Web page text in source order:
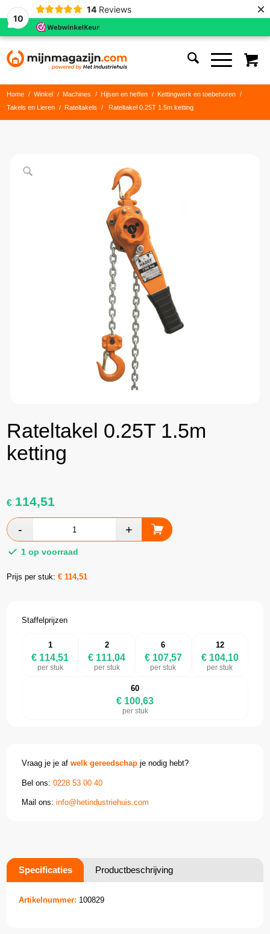
10
14 Reviews ×
Home / Winkel / Machines / Hijsen en heffen / Kettingwerk en toebehoren
/
Takels en Lieren
/ Rateltakels / Rateltakel 0.25T 1.5m ketting
Rateltakel 0.25T 1.5m
ketting
€ 114,51
1 op voorraad
Prijs per stuk:€114,51
Staffelprijzen
1
€ 114,51
per stuk
2
€ 111,04
per stuk
6
€ 107,57
per stuk
12
€ 104,10
per stuk
60
€ 100,63
per stuk
Vraag je je afwelk gereedschap je nodig hebt?
Bel ons:0228 53 00 40
Mail ons:info@hetindustriehuis.com
Specificaties Productbeschrijving
Artikelnummer: 100829